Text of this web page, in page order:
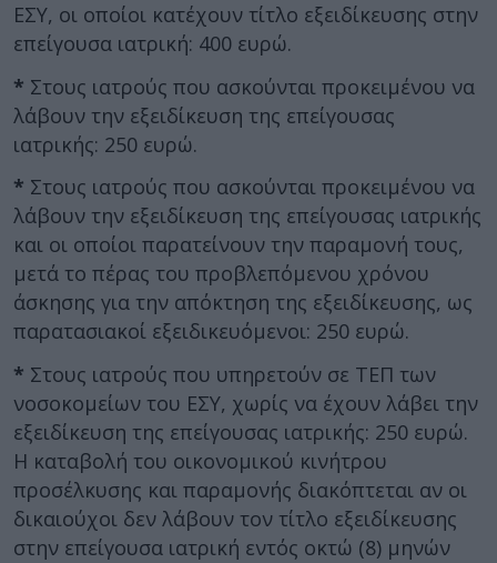
ΕΣΥ, οι οποίοι κατέχουν τίτλο εξειδίκευσης στην
επείγουσα ιατρική: 400 ευρώ.
* Στους ιατρούς που ασκούνται προκειμένου να
λάβουν την εξειδίκευση της επείγουσας
ιατρικής: 250 ευρώ.
* Στους ιατρούς που ασκούνται προκειμένου να
λάβουν την εξειδίκευση της επείγουσας ιατρικής
και οι οποίοι παρατείνουν την παραμονή τους,
μετά το πέρας του προβλεπόμενου χρόνου
άσκησης για την απόκτηση της εξειδίκευσης, ως
παρατασιακοί εξειδικευόμενοι: 250 ευρώ.
* Στους ιατρούς που υπηρετούν σε ΤΕΠ των
νοσοκομείων του ΕΣΥ, χωρίς να έχουν λάβει την
εξειδίκευση της επείγουσας ιατρικής: 250 ευρώ.
Η καταβολή του οικονομικού κινήτρου
προσέλκυσης και παραμονής διακόπτεται αν οι
δικαιούχοι δεν λάβουν τον τίτλο εξειδίκευσης
στην επείγουσα ιατρική εντός οκτώ (8) μηνών